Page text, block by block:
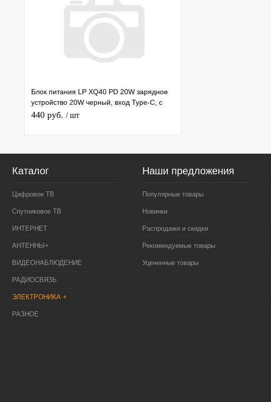
Блок питания LP XQ40 PD 20W зарядное
устройство 20W черный, вход Type-C, с
кабелем Type-C - Type-C
440 руб. / шт
Каталог
Цифровое ТВ
Спутниковое ТВ
ИНТЕРНЕТ
АНТЕННЫ+
ВИДЕОНАБЛЮДЕНИЕ
РАДИОСВЯЗЬ
ЭЛЕКТРОНИКА +
РАЗНОЕ
Наши предложения
Популярные товары
Новинки
Распродажи и скидки
Рекомендуемые товары
Уцененные товары